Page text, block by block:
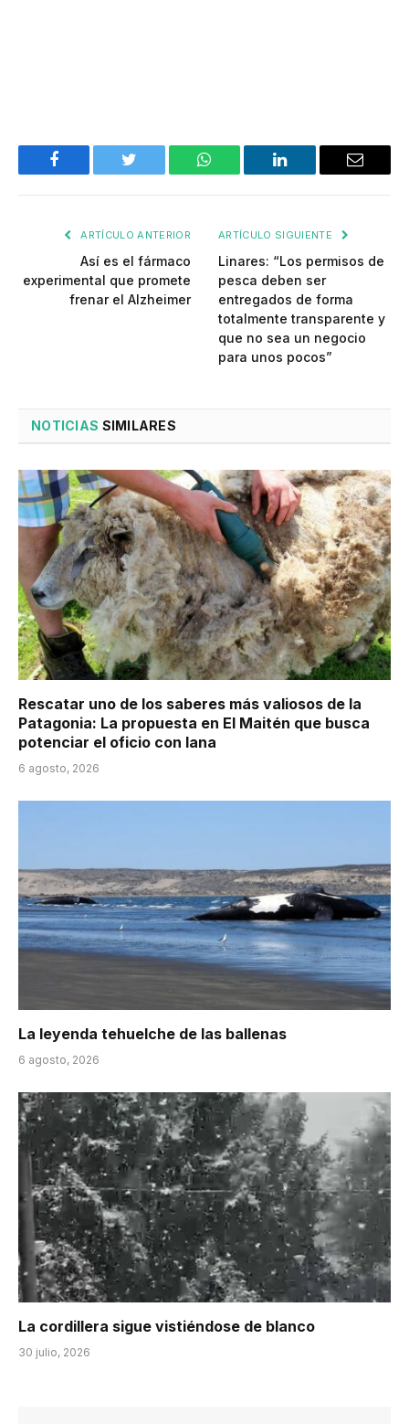
Facebook Twitter WhatsApp LinkedIn Email
ARTÍCULO ANTERIOR
Así es el fármaco
experimental que promete
frenar el Alzheimer
ARTÍCULO SIGUIENTE
Linares: “Los permisos de
pesca deben ser
entregados de forma
totalmente transparente y
que no sea un negocio
para unos pocos”
NOTICIAS SIMILARES
Rescatar uno de los saberes más valiosos de la
Patagonia: La propuesta en El Maitén que busca
potenciar el oficio con lana
6 agosto, 2026
La leyenda tehuelche de las ballenas
6 agosto, 2026
La cordillera sigue vistiéndose de blanco
30 julio, 2026